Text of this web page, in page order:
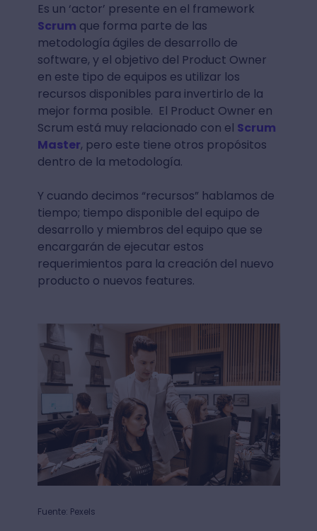
Es un ‘actor’ presente en el framework
Scrum que forma parte de las
metodología ágiles de desarrollo de
software, y el objetivo del Product Owner
en este tipo de equipos es utilizar los
recursos disponibles para invertirlo de la
mejor forma posible. El Product Owner en
Scrum está muy relacionado con el Scrum
Master, pero este tiene otros propósitos
dentro de la metodología.
Y cuando decimos “recursos” hablamos de
tiempo; tiempo disponible del equipo de
desarrollo y miembros del equipo que se
encargarán de ejecutar estos
requerimientos para la creación del nuevo
producto o nuevos features.
Fuente: Pexels